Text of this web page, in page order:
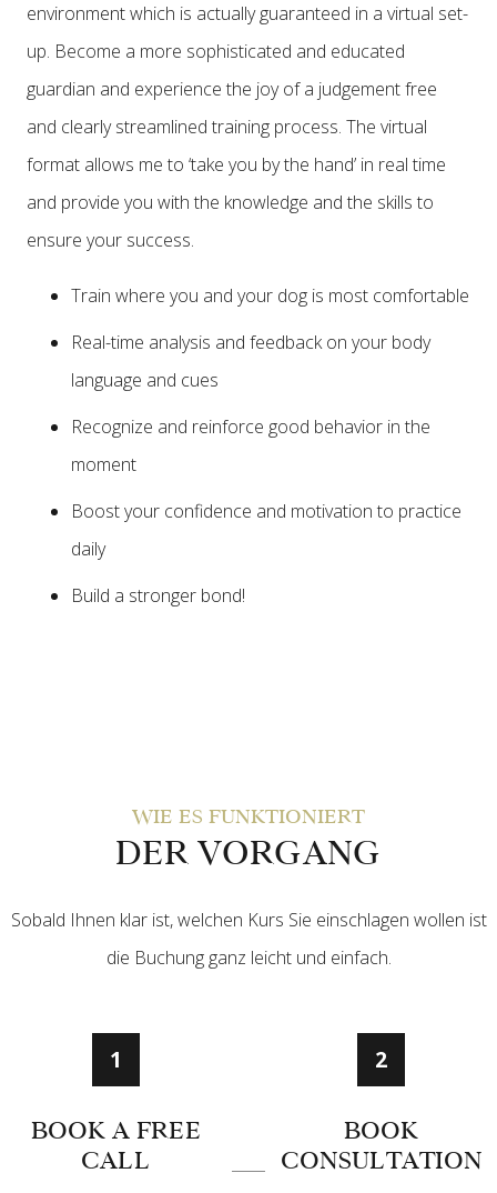
environment which is actually guaranteed in a virtual set-
up. Become a more sophisticated and educated
guardian and experience the joy of a judgement free
and clearly streamlined training process. The virtual
format allows me to ‘take you by the hand’ in real time
and provide you with the knowledge and the skills to
ensure your success.
Train where you and your dog is most comfortable
Real-time analysis and feedback on your body
language and cues
Recognize and reinforce good behavior in the
moment
Boost your confidence and motivation to practice
daily
Build a stronger bond!
WIE ES FUNKTIONIERT
DER VORGANG
Sobald Ihnen klar ist, welchen Kurs Sie einschlagen wollen ist
die Buchung ganz leicht und einfach.
1
BOOK A FREE
CALL
2
BOOK
CONSULTATION